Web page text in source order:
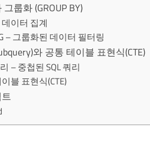
룹화 (GROUP BY)
이터 집계
– 그룹화된 데이터 필터링
와 공통 테이블 표현식(CTE)
– 중첩된 SQL 쿼리
블 표현식(CTE)